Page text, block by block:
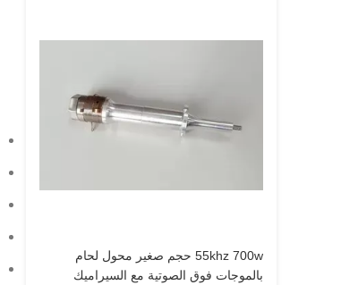
55khz 700w حجم صغير محول لحام
بالموجات فوق الصوتية مع السيراميك